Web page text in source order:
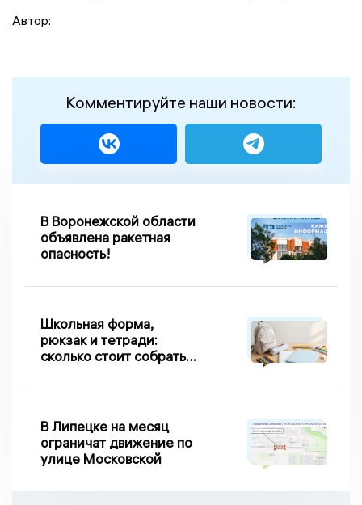
Автор:
Комментируйте наши новости:
В Воронежской области
объявлена ракетная
опасность!
Школьная форма,
рюкзак и тетради:
сколько стоит собрать
Липецке в 2026 году
В Липецке на месяц
ограничат движение по
улице Московской